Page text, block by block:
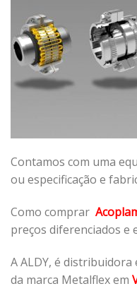
Contamos com uma
ou especificação e
Como comprar
preços diferenciados e
A ALDY, é distribuidora
da marca Metalflex em